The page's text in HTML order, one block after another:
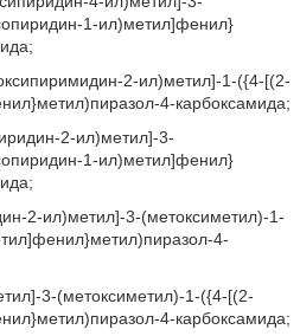
1-ил)метил]фенил}
2-ил)метил]-1-({4-[(2-
4-карбоксамида;
2-ил)метил]-3-
1-ил)метил]фенил}
2-ил)метил]-3-(метоксиметил)-1-
4-
3-(метоксиметил)-1-({4-[(2-
4-карбоксамида;